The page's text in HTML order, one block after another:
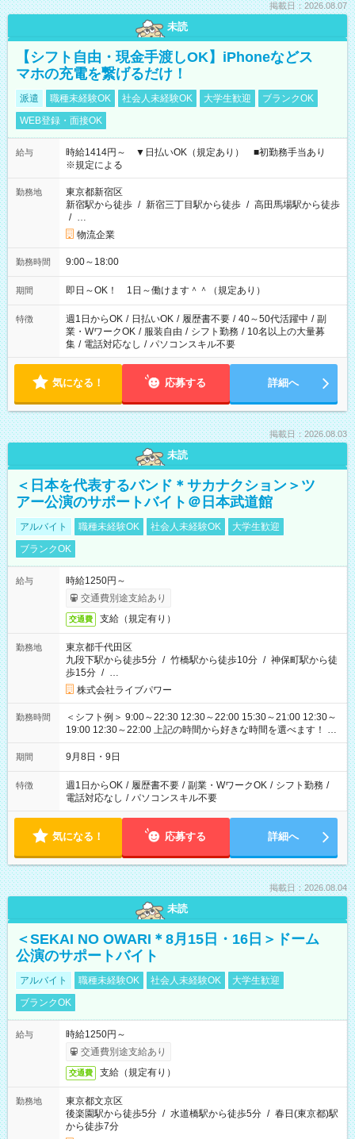
掲載日：2026.08.07
未読
【シフト自由・現金手渡しOK】iPhoneなどス
マホの充電を繋げるだけ！
派遣 職種未経験OK 社会人未経験OK 大学生歓迎
ブランクOK
WEB登録・面接OK
給与
時給1414円～ ▼日払いOK（規定あり） ■初勤務手当あり
※規定による
勤務地
東京都新宿区
新宿駅から徒歩 / 新宿三丁目駅から徒歩 / 高田馬場駅から徒歩
/ …
物流企業
勤務時間 9:00～18:00
期間 即日～OK！ 1日～働けます＾＾（規定あり）
特徴 週1日からOK / 日払いOK / 履歴書不要 / 40～50代活躍中 / 副
業・WワークOK / 服装自由 / シフト勤務 / 10名以上の大量募
集 / 電話対応なし / パソコンスキル不要
気になる！ 応募する 詳細へ
掲載日：2026.08.03
未読
＜日本を代表するバンド＊サカナクション＞ツ
アー公演のサポートバイト＠日本武道館
アルバイト 職種未経験OK 社会人未経験OK
大学生歓迎
ブランクOK
給与
時給1250円～
交通費別途支給あり
交通費 支給（規定有り）
勤務地
東京都千代田区
九段下駅から徒歩5分 / 竹橋駅から徒歩10分 / 神保町駅から徒
歩15分 / …
株式会社ライブパワー
勤務時間
＜シフト例＞ 9:00～22:30 12:30～22:00 15:30～21:00 12:30～
19:00 12:30～22:00 上記の時間から好きな時間を選べます！ ※
時間は変更となる可能性があります
期間 9月8日・9日
特徴 週1日からOK / 履歴書不要 / 副業・WワークOK / シフト勤務 /
電話対応なし / パソコンスキル不要
気になる！ 応募する 詳細へ
掲載日：2026.08.04
未読
＜SEKAI NO OWARI＊8月15日・16日＞ドーム
公演のサポートバイト
アルバイト 職種未経験OK 社会人未経験OK
大学生歓迎
ブランクOK
給与
時給1250円～
交通費別途支給あり
交通費 支給（規定有り）
勤務地
東京都文京区
後楽園駅から徒歩5分 / 水道橋駅から徒歩5分 / 春日(東京都)駅
から徒歩7分